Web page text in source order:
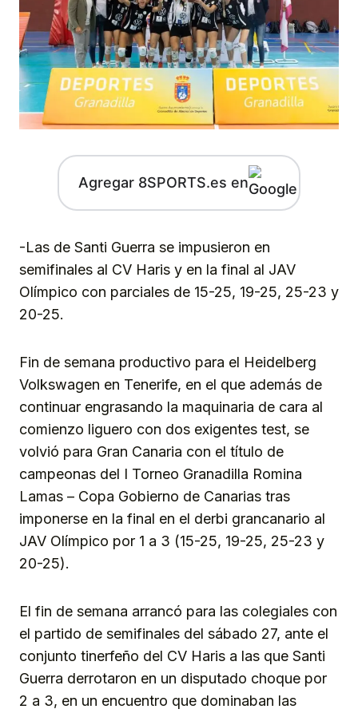
Agregar 8SPORTS.es en
-Las de Santi Guerra se impusieron en
semifinales al CV Haris y en la final al JAV
Olímpico con parciales de 15-25, 19-25, 25-23 y
20-25.
Fin de semana productivo para el Heidelberg
Volkswagen en Tenerife, en el que además de
continuar engrasando la maquinaria de cara al
comienzo liguero con dos exigentes test, se
volvió para Gran Canaria con el título de
campeonas del I Torneo Granadilla Romina
Lamas – Copa Gobierno de Canarias tras
imponerse en la final en el derbi grancanario al
JAV Olímpico por 1 a 3 (15-25, 19-25, 25-23 y
20-25).
El fin de semana arrancó para las colegiales con
el partido de semifinales del sábado 27, ante el
conjunto tinerfeño del CV Haris a las que Santi
Guerra derrotaron en un disputado choque por
2 a 3, en un encuentro que dominaban las